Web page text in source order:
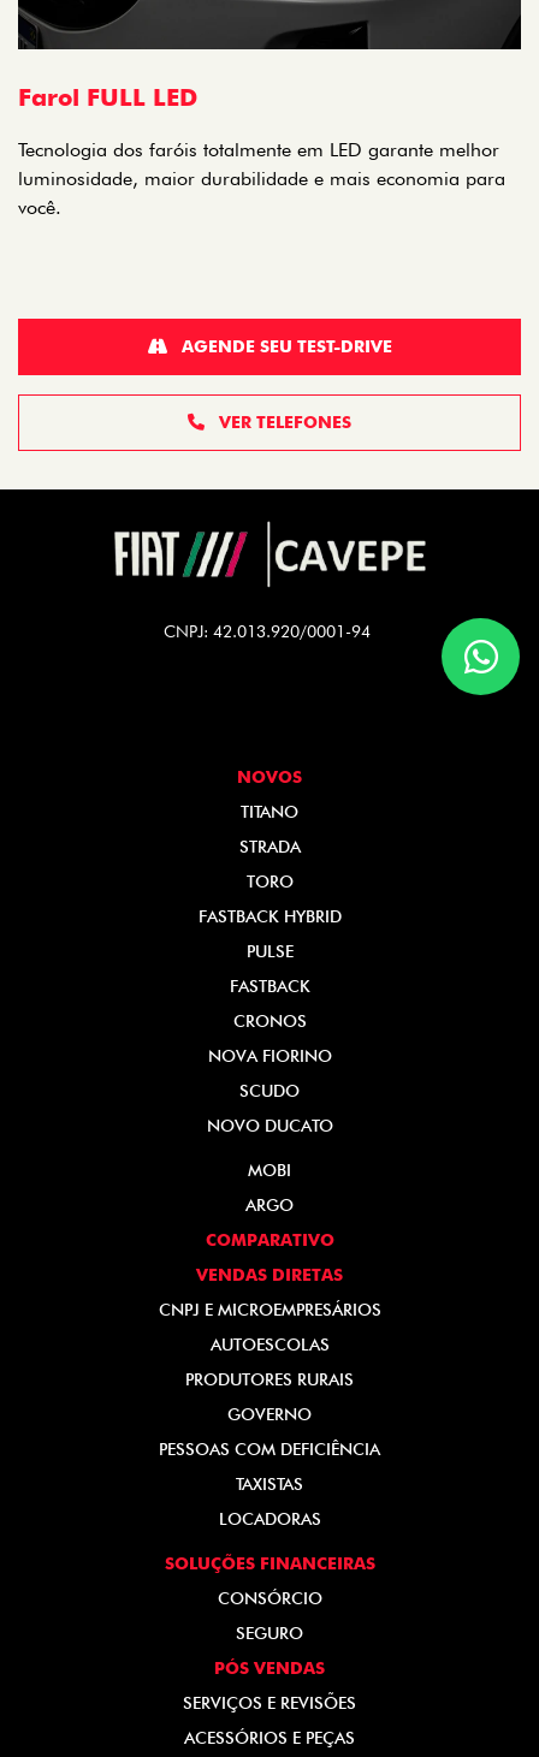
Farol FULL LED
Tecnologia dos faróis totalmente em LED garante melhor
luminosidade, maior durabilidade e mais economia para
você.
VER TELEFONES
AGENDE SEU TEST-DRIVE
CNPJ: 42.013.920/0001-94
NOVOS
TITANO
STRADA
TORO
FASTBACK HYBRID
PULSE
FASTBACK
CRONOS
NOVA FIORINO
SCUDO
NOVO DUCATO
MOBI
ARGO
COMPARATIVO
VENDAS DIRETAS
CNPJ E MICROEMPRESÁRIOS
AUTOESCOLAS
PRODUTORES RURAIS
GOVERNO
PESSOAS COM DEFICIÊNCIA
TAXISTAS
LOCADORAS
SOLUÇÕES FINANCEIRAS
CONSÓRCIO
SEGURO
PÓS VENDAS
SERVIÇOS E REVISÕES
ACESSÓRIOS E PEÇAS